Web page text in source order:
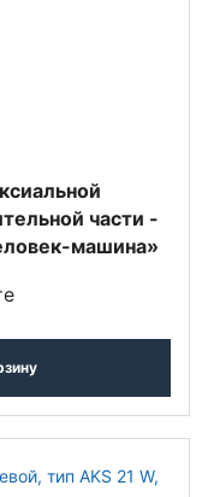
части -
машина»